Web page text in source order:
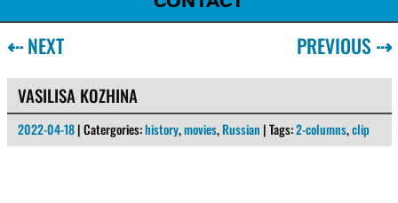
PREVIOUS ⇢
⇠NEXT
VASILISA KOZHINA
2022-04-18| Catergories:history,movies,Russian | Tags:2-columns,clip